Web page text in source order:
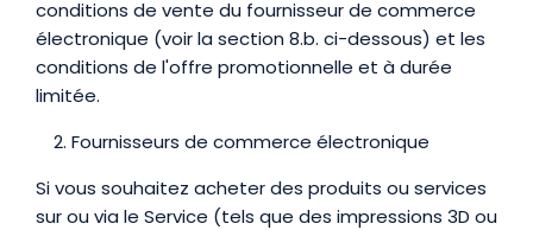
conditions de vente du fournisseur de commerce
électronique (voir la section 8.b. ci-dessous) et les
conditions de l'offre promotionnelle et à durée
limitée.
Fournisseurs de commerce électronique
Si vous souhaitez acheter des produits ou services
sur ou via le Service (tels que des impressions 3D ou